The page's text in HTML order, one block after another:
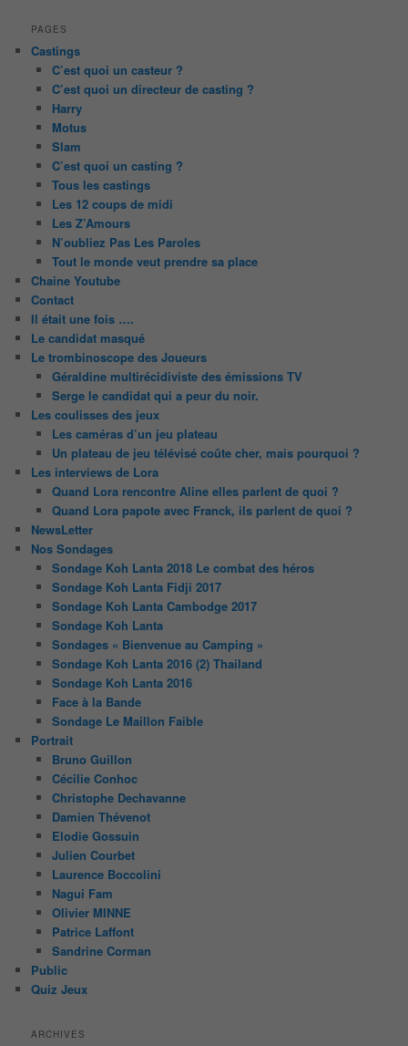
PAGES
Castings
C’est quoi un casteur ?
C’est quoi un directeur de casting ?
Harry
Motus
Slam
C’est quoi un casting ?
Tous les castings
Les 12 coups de midi
Les Z’Amours
N’oubliez Pas Les Paroles
Tout le monde veut prendre sa place
Chaine Youtube
Contact
Il était une fois ….
Le candidat masqué
Le trombinoscope des Joueurs
Géraldine multirécidiviste des émissions TV
Serge le candidat qui a peur du noir.
Les coulisses des jeux
Les caméras d’un jeu plateau
Un plateau de jeu télévisé coûte cher, mais pourquoi ?
Les interviews de Lora
Quand Lora rencontre Aline elles parlent de quoi ?
Quand Lora papote avec Franck, ils parlent de quoi ?
NewsLetter
Nos Sondages
Sondage Koh Lanta 2018 Le combat des héros
Sondage Koh Lanta Fidji 2017
Sondage Koh Lanta Cambodge 2017
Sondage Koh Lanta
Sondages « Bienvenue au Camping »
Sondage Koh Lanta 2016 (2) Thailand
Sondage Koh Lanta 2016
Face à la Bande
Sondage Le Maillon Faible
Portrait
Bruno Guillon
Cécilie Conhoc
Christophe Dechavanne
Damien Thévenot
Elodie Gossuin
Julien Courbet
Laurence Boccolini
Nagui Fam
Olivier MINNE
Patrice Laffont
Sandrine Corman
Public
Quiz Jeux
ARCHIVES